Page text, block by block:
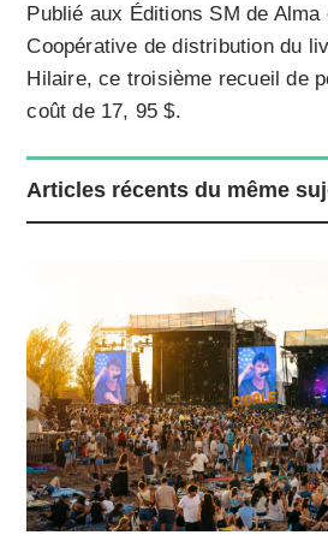
Publié aux Éditions SM de
Coopérative de distribution du
Hilaire, ce troisième recueil de
coût de 17, 95 $.
Articles récents du même